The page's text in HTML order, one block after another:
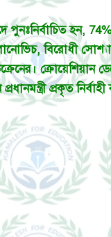
পুনঃনির্বাচিত হন,
বিরোধী
ক্রোয়েশিয়ান
প্রকৃত